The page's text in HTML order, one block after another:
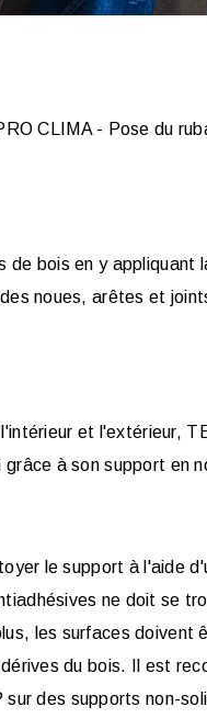
CLIMA - Pose du
de bois en y
noues, arêtes et
et l'extérieur,
grâce à son support
le support à l'aide
ne doit se
les surfaces
du bois. Il est
des supports non-